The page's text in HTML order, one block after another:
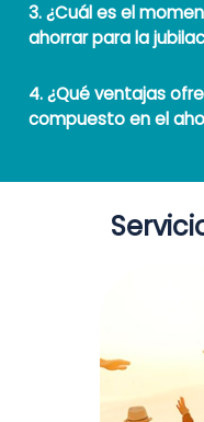
3. ¿Cuál es el
ahorrar para la
4. ¿Qué ventajas
compuesto en el